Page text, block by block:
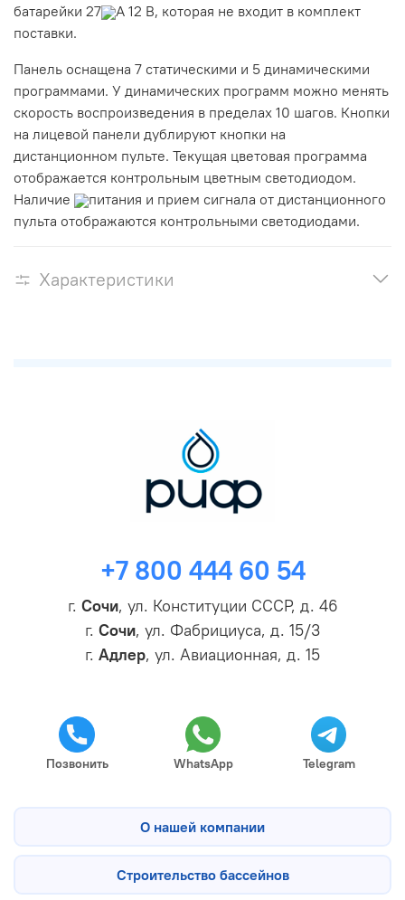
батарейки 27
А 12 В, которая не входит в комплект
поставки.
Панель оснащена 7 статическими и 5 динамическими
программами. У динамических программ можно менять
скорость воспроизведения в пределах 10 шагов. Кнопки
на лицевой панели дублируют кнопки на
дистанционном пульте. Текущая цветовая программа
отображается контрольным цветным светодиодом.
Наличие
питания и прием сигнала от дистанционного
пульта отображаются контрольными светодиодами.
Характеристики
+7 800 444 60 54
г. Сочи, ул. Конституции СССР, д. 46
г. Сочи, ул. Фабрициуса, д. 15/3
г. Адлер, ул. Авиационная, д. 15
Позвонить WhatsApp Telegram
О нашей компании
Строительство бассейнов